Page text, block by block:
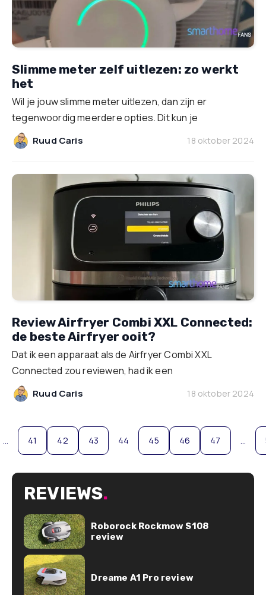
Slimme meter zelf uitlezen: zo werkt
het
Wil je jouw slimme meter uitlezen, dan zijn er
tegenwoordig meerdere opties. Dit kun je
Ruud Caris 18 oktober 2024
Review Airfryer Combi XXL Connected:
de beste Airfryer ooit?
Dat ik een apparaat als de Airfryer Combi XXL
Connected zou reviewen, had ik een
Ruud Caris 18 oktober 2024
… 41 42 43 44 45 46 47 …
REVIEWS.
Roborock Rockmow S108
review
Dreame A1 Pro review